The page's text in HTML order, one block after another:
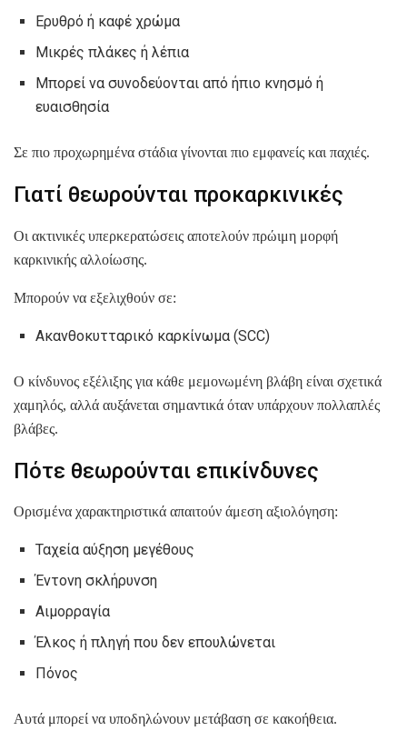
Ερυθρό ή καφέ χρώμα
Μικρές πλάκες ή λέπια
Μπορεί να συνοδεύονται από ήπιο κνησμό ή
ευαισθησία
Σε πιο προχωρημένα στάδια γίνονται πιο εμφανείς και παχιές.
Γιατί θεωρούνται προκαρκινικές
Οι ακτινικές υπερκερατώσεις αποτελούν πρώιμη μορφή
καρκινικής αλλοίωσης.
Μπορούν να εξελιχθούν σε:
Ακανθοκυτταρικό καρκίνωμα (SCC)
Ο κίνδυνος εξέλιξης για κάθε μεμονωμένη βλάβη είναι σχετικά
χαμηλός, αλλά αυξάνεται σημαντικά όταν υπάρχουν πολλαπλές
βλάβες.
Πότε θεωρούνται επικίνδυνες
Ορισμένα χαρακτηριστικά απαιτούν άμεση αξιολόγηση:
Ταχεία αύξηση μεγέθους
Έντονη σκλήρυνση
Αιμορραγία
Έλκος ή πληγή που δεν επουλώνεται
Πόνος
Αυτά μπορεί να υποδηλώνουν μετάβαση σε κακοήθεια.